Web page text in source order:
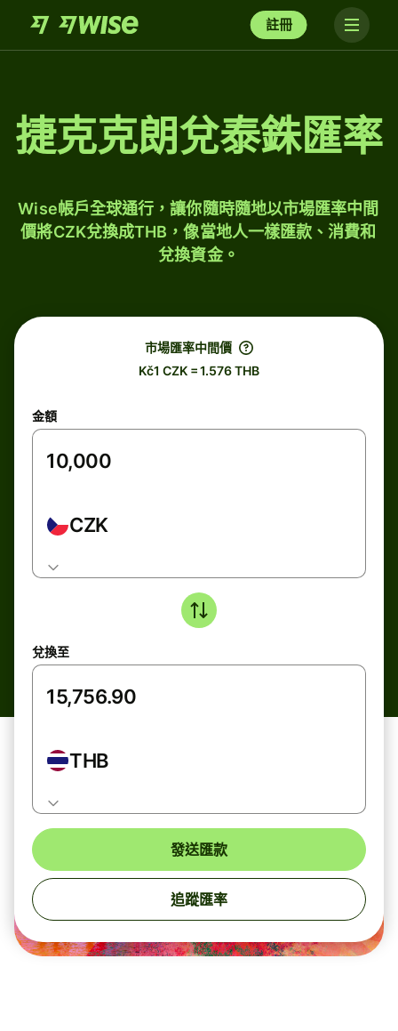
註冊
捷克克朗兌泰銖匯率
Wise帳戶全球通行，讓你隨時隨地以市場匯率中間
價將CZK兌換成THB，像當地人一樣匯款、消費和
兌換資金。
市場匯率中間價
Kč1 CZK = 1.576 THB
金額
CZK
兌換至
THB
發送匯款
追蹤匯率